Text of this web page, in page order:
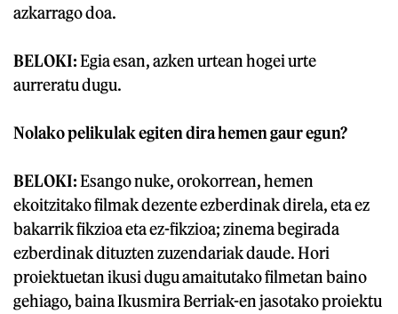
azkarrago doa.
BELOKI:Egia esan, azken urtean hogei urte
aurreratu dugu.
Nolako pelikulak egiten dira hemen gaur egun?
BELOKI:Esango nuke, orokorrean, hemen
ekoitzitako filmak dezente ezberdinak direla, eta ez
bakarrik fikzioa eta ez-fikzioa; zinema begirada
ezberdinak dituzten zuzendariak daude. Hori
proiektuetan ikusi dugu amaitutako filmetan baino
gehiago, baina Ikusmira Berriak-en jasotako proiektu